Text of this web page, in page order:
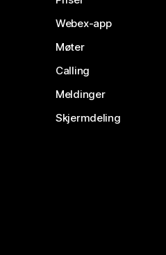
Webex-app
Møter
Calling
Meldinger
Skjermdeling